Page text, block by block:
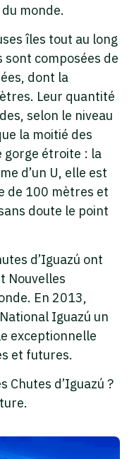
monde.
îles tout au long
composées de
dont la
Leur quantité
selon le niveau
la moitié des
gorge étroite : la
d’un U, elle est
de 100 mètres et
doute le point
d’Iguazú ont
Nouvelles
En 2013,
Iguazú un
exceptionnelle
et futures.
Chutes d’Iguazú ?